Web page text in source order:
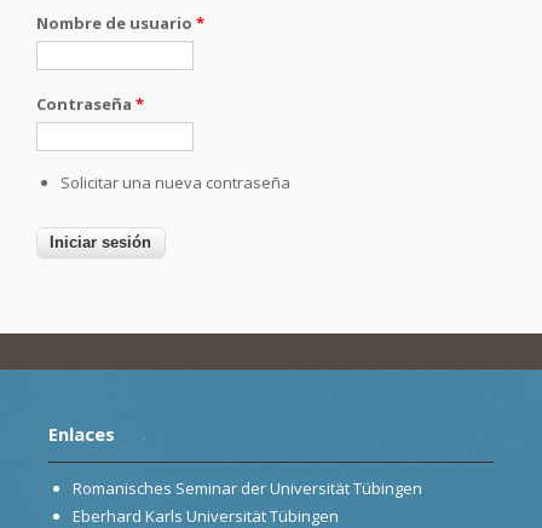
Nombre de usuario *
Contraseña *
Solicitar una nueva contraseña
Enlaces
Romanisches Seminar der Universität Tübingen
Eberhard Karls Universität Tübingen